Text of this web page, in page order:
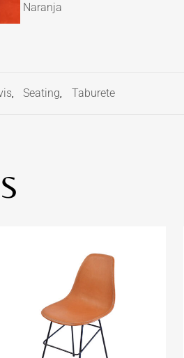
Naranja
, Seating, Taburete